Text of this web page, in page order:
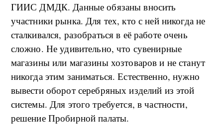
ГИИС ДМДК. Данные обязаны вносить
участники рынка. Для тех, кто с ней никогда не
сталкивался, разобраться в её работе очень
сложно. Не удивительно, что сувенирные
магазины или магазины хозтоваров и не станут
никогда этим заниматься. Естественно, нужно
вывести оборот серебряных изделий из этой
системы. Для этого требуется, в частности,
решение Пробирной палаты.